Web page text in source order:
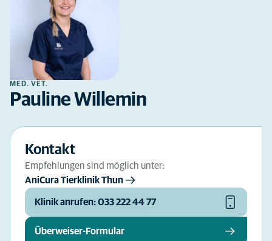
MED. VET.
Pauline Willemin
Kontakt
Empfehlungen sind möglich unter:
AniCura Tierklinik Thun
Klinik anrufen: 033 222 44 77
Überweiser-Formular